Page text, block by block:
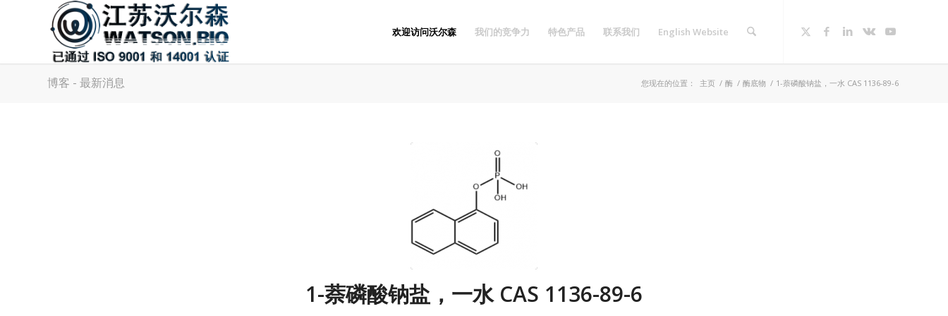
欢迎访问沃尔森 我们的竞争力 特色产品 联系我们 English Website
博客 - 最新消息 您现在的位置： 主页 / 酶 / 酶底物 / 1-萘磷酸钠盐，一水 CAS 1136-89-6
1-萘磷酸钠盐，一水 CAS 1136-89-6